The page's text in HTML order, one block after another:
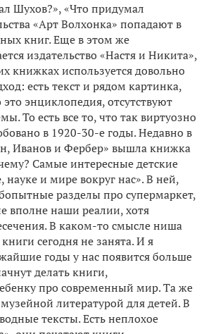
Шухов?», «Что придумал
«Арт Волхонка» попадают в
книг. Еще в этом же
издательство «Настя и Никита»,
книжках используется довольно
есть текст и рядом картинка,
энциклопедия, отсутствуют
То есть все то, что так виртуозно
в 1920-30-е годы. Недавно в
Иванов и Фербер» вышла книжка
Самые интересные детские
и мире вокруг нас». В ней,
разделы про супермаркет,
вполне наши реалии, хотя
В каком-то смысле ниша
сегодня не занята. И я
годы у нас появится больше
делать книги,
про современный мир. Та же
литературой для детей. В
тексты. Есть неплохое